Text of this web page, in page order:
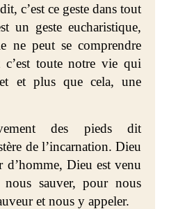
c’est ce geste dans tout
un geste eucharistique,
ne peut se comprendre
c’est toute notre vie qui
et plus que cela, une
des pieds dit
de l’incarnation. Dieu
d’homme, Dieu est venu
sauver, pour nous
et nous y appeler.